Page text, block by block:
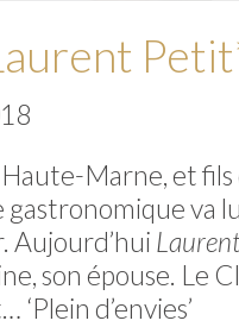
Marne, et fils
va
Aujourd’hui
son épouse. Le
‘Plein d’envies’